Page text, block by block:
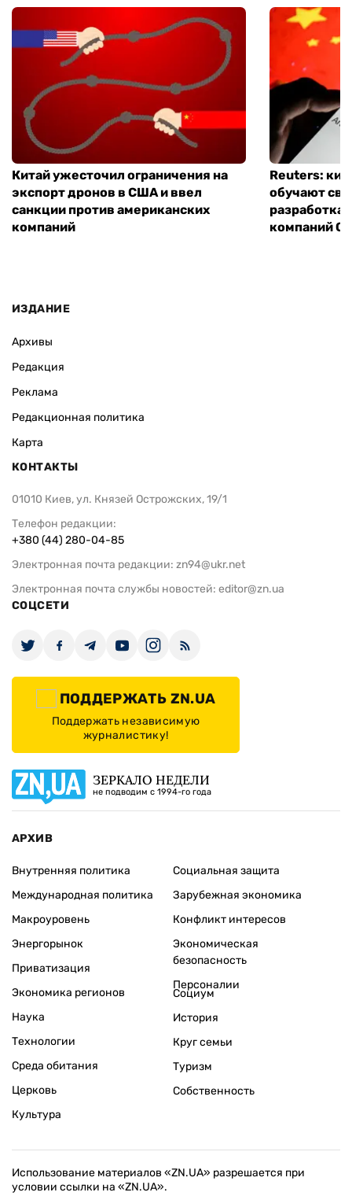
Китай ужесточил ограничения на
экспорт дронов в США и ввел
санкции против американских
компаний
Reuters:
обучают
компаний
ИЗДАНИЕ
Архивы
Редакция
Реклама
Редакционная политика
Карта
КОНТАКТЫ
01010 Киев, ул. Князей Острожских, 19/1
Телефон редакции:
+380 (44) 280-04-85
Электронная почта редакции: zn94@ukr.net
Электронная почта службы новостей: editor@zn.ua
СОЦСЕТИ
ПОДДЕРЖАТЬ ZN.UA
Поддержать независимую
журналистику!
ЗЕРКАЛО НЕДЕЛИ
не подводим с 1994-го года
АРХИВ
Внутренняя политика
Международная политика
Макроуровень
Энергорынок
Приватизация
Экономика регионов
Социальная защита
Зарубежная экономика
Конфликт интересов
Экономическая
безопасность
Персоналии
Наука
Технологии
Среда обитания
Церковь
Культура
Социум
История
Круг семьи
Туризм
Собственность
Использование материалов «ZN.UA» разрешается при
условии ссылки на «ZN.UA».